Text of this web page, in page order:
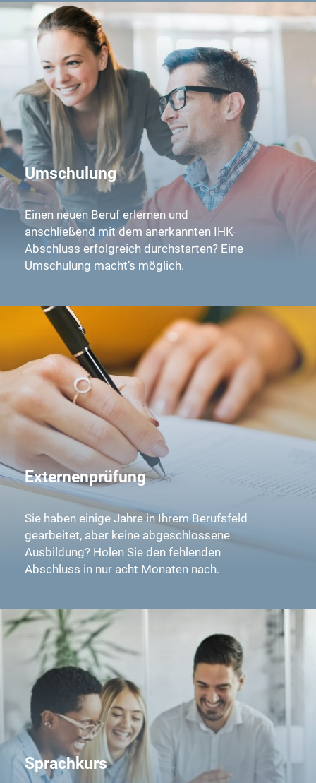
Umschulung
Einen neuen Beruf erlernen und
anschließend mit dem anerkannten IHK-
Abschluss erfolgreich durchstarten? Eine
Umschulung macht’s möglich.
Externenprüfung
Sie haben einige Jahre in Ihrem Berufsfeld
gearbeitet, aber keine abgeschlossene
Ausbildung? Holen Sie den fehlenden
Abschluss in nur acht Monaten nach.
Sprachkurs